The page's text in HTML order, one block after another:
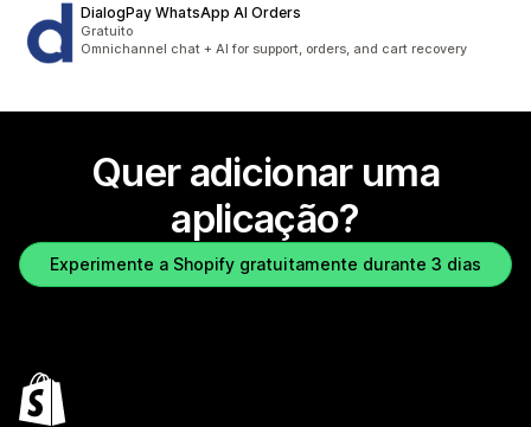
DialogPay WhatsApp AI Orders
Gratuito
Omnichannel chat + AI for support, orders, and cart recovery
Quer adicionar uma
aplicação?
Experimente a Shopify gratuitamente durante 3 dias